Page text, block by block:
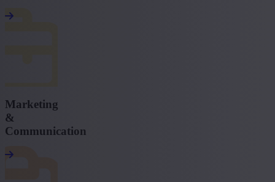
Marketing
&
Communication